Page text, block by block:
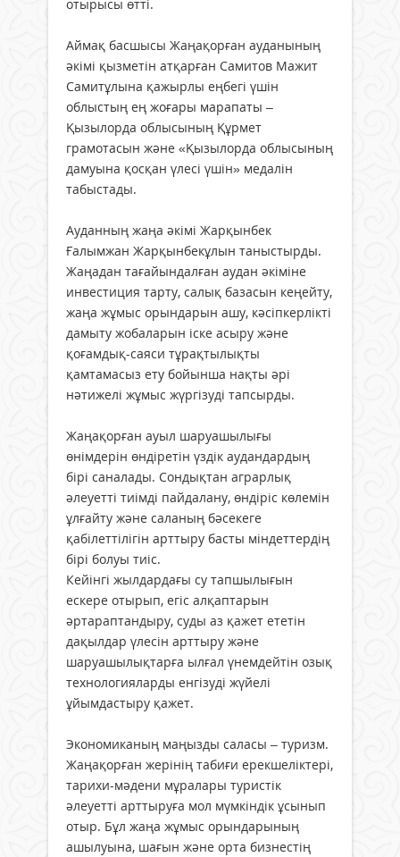
отырысы өтті.
Аймақ басшысы Жаңақорған ауданының
әкімі қызметін атқарған Самитов Мажит
Самитұлына қажырлы еңбегі үшін
облыстың ең жоғары марапаты –
Қызылорда облысының Құрмет
грамотасын және «Қызылорда облысының
дамуына қосқан үлесі үшін» медалін
табыстады.
Ауданның жаңа әкімі Жарқынбек
Ғалымжан Жарқынбекұлын таныстырды.
Жаңадан тағайындалған аудан әкіміне
инвестиция тарту, салық базасын кеңейту,
жаңа жұмыс орындарын ашу, кәсіпкерлікті
дамыту жобаларын іске асыру және
қоғамдық-саяси тұрақтылықты
қамтамасыз ету бойынша нақты әрі
нәтижелі жұмыс жүргізуді тапсырды.
Жаңақорған ауыл шаруашылығы
өнімдерін өндіретін үздік аудандардың
бірі саналады. Сондықтан аграрлық
әлеуетті тиімді пайдалану, өндіріс көлемін
ұлғайту және саланың бәсекеге
қабілеттілігін арттыру басты міндеттердің
бірі болуы тиіс.
Кейінгі жылдардағы су тапшылығын
ескере отырып, егіс алқаптарын
әртараптандыру, суды аз қажет ететін
дақылдар үлесін арттыру және
шаруашылықтарға ылғал үнемдейтін озық
технологияларды енгізуді жүйелі
ұйымдастыру қажет.
Экономиканың маңызды саласы – туризм.
Жаңақорған жерінің табиғи ерекшеліктері,
тарихи-мәдени мұралары туристік
әлеуетті арттыруға мол мүмкіндік ұсынып
отыр. Бұл жаңа жұмыс орындарының
ашылуына, шағын және орта бизнестің